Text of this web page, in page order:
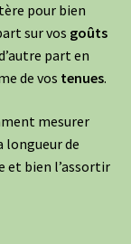
pour bien
sur vos goûts
part en
de vos tenues.
mesurer
longueur de
et bien l’assortir